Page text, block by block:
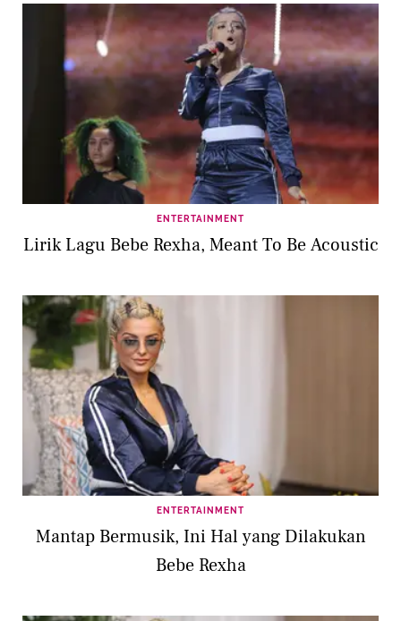
ENTERTAINMENT
Lirik Lagu Bebe Rexha, Meant To Be Acoustic
ENTERTAINMENT
Mantap Bermusik, Ini Hal yang Dilakukan
Bebe Rexha